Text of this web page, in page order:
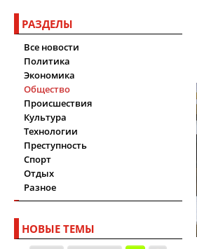
РАЗДЕЛЫ
Все новости
Политика
Экономика
Общество
Происшествия
Культура
Технологии
Преступность
Спорт
Отдых
Разное
НОВЫЕ ТЕМЫ